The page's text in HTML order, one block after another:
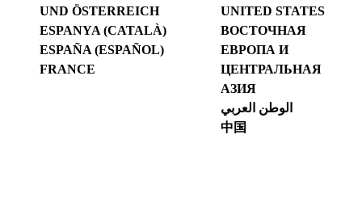
UND ÖSTERREICH
ESPANYA (CATALÀ)
ESPAÑA (ESPAÑOL)
FRANCE
UNITED STATES
ВОСТОЧНАЯ
ЕВРОПА И
ЦЕНТРАЛЬНАЯ
АЗИЯ
الوطن العربي
中国